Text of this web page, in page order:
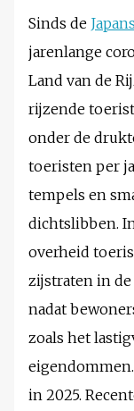
Sinds de
jarenlange
Land van de
rijzende
onder de
toeristen per
tempels en
dichtslibben.
overheid
zijstraten in
nadat
zoals het
in 2025.